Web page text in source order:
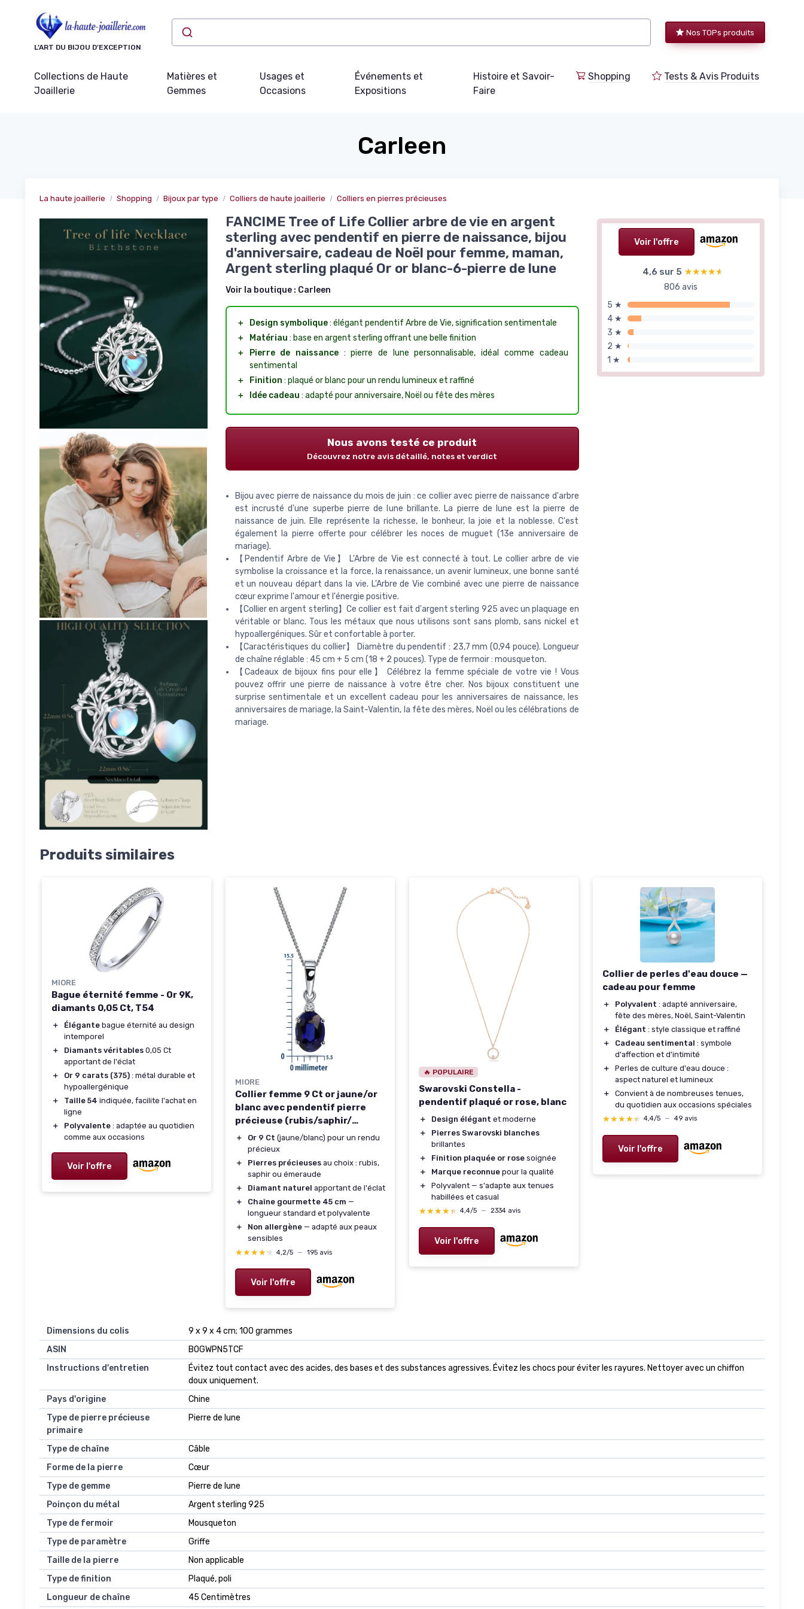
L’ART DU BIJOU D’EXCEPTION
Nos TOPs produits
Collections de Haute
Joaillerie
Matières et
Gemmes
Usages et
Occasions
Événements et
Expositions
Histoire et Savoir-
Faire
Shopping Tests & Avis Produits
Carleen
La haute joaillerie Shopping Bijoux par type Colliers de haute joaillerie Colliers en pierres précieuses
Voir l'offre
4,6 sur 5 ★★★★★
★★★★★
806 avis
5 ★
4 ★
3 ★
2 ★
1 ★
FANCIME Tree of Life Collier arbre de vie en argent
sterling avec pendentif en pierre de naissance, bijou
d'anniversaire, cadeau de Noël pour femme, maman,
Argent sterling plaqué Or or blanc-6-pierre de lune
Voir la boutique : Carleen
＋ Design symbolique: élégant pendentif Arbre de Vie, signification sentimentale
＋
Matériau : base en argent sterling offrant une belle finition
＋
Pierre de naissance: pierre de lune personnalisable, idéal comme cadeau
sentimental
＋
Finition : plaqué or blanc pour un rendu lumineux et raffiné
＋
Idée cadeau : adapté pour anniversaire, Noël ou fête des mères
Nous avons testé ce produit
Découvrez notre avis détaillé, notes et verdict
Bijou avec pierre de naissance du mois de juin : ce collier avec pierre de naissance d'arbre
est incrusté d'une superbe pierre de lune brillante. La pierre de lune est la pierre de
naissance de juin. Elle représente la richesse, le bonheur, la joie et la noblesse. C'est
également la pierre offerte pour célébrer les noces de muguet (13e anniversaire de
mariage).
【Pendentif Arbre de Vie】 L'Arbre de Vie est connecté à tout. Le collier arbre de vie
symbolise la croissance et la force, la renaissance, un avenir lumineux, une bonne santé
et un nouveau départ dans la vie. L'Arbre de Vie combiné avec une pierre de naissance
cœur exprime l'amour et l'énergie positive.
【Collier en argent sterling】Ce collier est fait d'argent sterling 925 avec un plaquage en
véritable or blanc. Tous les métaux que nous utilisons sont sans plomb, sans nickel et
hypoallergéniques. Sûr et confortable à porter.
【Caractéristiques du collier】 Diamètre du pendentif : 23,7 mm (0,94 pouce). Longueur
de chaîne réglable : 45 cm + 5 cm (18 + 2 pouces). Type de fermoir : mousqueton.
【Cadeaux de bijoux fins pour elle】 Célébrez la femme spéciale de votre vie ! Vous
pouvez offrir une pierre de naissance à votre être cher. Nos bijoux constituent une
surprise sentimentale et un excellent cadeau pour les anniversaires de naissance, les
anniversaires de mariage, la Saint-Valentin, la fête des mères, Noël ou les célébrations de
mariage.
Produits similaires
MIORE
Bague éternité femme - Or 9K,
diamants 0,05 Ct, T54
＋ Élégante bague éternité au design
intemporel
＋
Diamants véritables 0,05 Ct
apportant de l'éclat
＋
Or 9 carats (375) : métal durable et
hypoallergénique
＋
Taille 54 indiquée, facilite l'achat en
ligne
＋
Polyvalente : adaptée au quotidien
comme aux occasions
Voir l'offre
MIORE
Collier femme 9 Ct or jaune/or
blanc avec pendentif pierre
précieuse (rubis/saphir/
émeraude) et diamant - chaîne
gourmette 45 cm
＋ Or 9 Ct (jaune/blanc) pour un rendu
précieux
＋
Pierres précieuses au choix : rubis,
saphir ou émeraude
＋
Diamant naturel apportant de l'éclat
＋
Chaîne gourmette 45 cm —
longueur standard et polyvalente
＋
Non allergène — adapté aux peaux
sensibles
★★★★★
★★★★★ 4,2/5 — 195 avis
Voir l'offre
🔥 POPULAIRE
Swarovski Constella -
pendentif plaqué or rose, blanc
＋ Design élégant et moderne
＋
Pierres Swarovski blanches
brillantes
＋
Finition plaquée or rose soignée
＋
Marque reconnue pour la qualité
＋
Polyvalent — s'adapte aux tenues
habillées et casual
★★★★★
★★★★★ 4,4/5 — 2334 avis
Voir l'offre
Collier de perles d'eau douce —
cadeau pour femme
＋ Polyvalent : adapté anniversaire,
fête des mères, Noël, Saint-Valentin
＋
Élégant : style classique et raffiné
＋
Cadeau sentimental : symbole
d'affection et d'intimité
＋
Perles de culture d'eau douce :
aspect naturel et lumineux
＋
Convient à de nombreuses tenues,
du quotidien aux occasions spéciales
★★★★★
★★★★★ 4,4/5 — 49 avis
Voir l'offre
Dimensions du colis
9 x 9 x 4 cm; 100 grammes
ASIN
B0GWPN5TCF
Instructions d'entretien
Évitez tout contact avec des acides, des bases et des substances agressives. Évitez les chocs pour éviter les rayures. Nettoyer avec un chiffon
doux uniquement.
Pays d'origine
Chine
Type de pierre précieuse
primaire
Pierre de lune
Type de chaîne
Câble
Forme de la pierre
Cœur
Type de gemme
Pierre de lune
Poinçon du métal
Argent sterling 925
Type de fermoir
Mousqueton
Type de paramètre
Griffe
Taille de la pierre
Non applicable
Type de finition
Plaqué, poli
Longueur de chaîne
45 Centimètres